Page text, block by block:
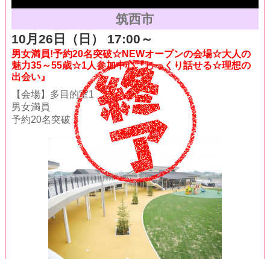
筑西市
10月26日（日） 17:00～
男女満員!予約20名突破☆NEWオープンの会場☆大人の
魅力35～55歳☆1人参加中心『じっくり話せる☆理想の
出会い』
【会場】多目的室1
男女満員
予約20名突破